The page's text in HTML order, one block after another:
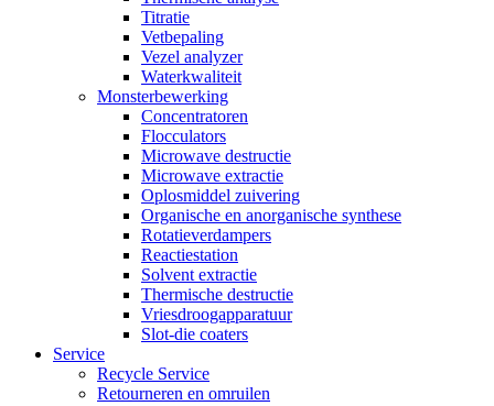
Titratie
Vetbepaling
Vezel analyzer
Waterkwaliteit
Monsterbewerking
Concentratoren
Flocculators
Microwave destructie
Microwave extractie
Oplosmiddel zuivering
Organische en anorganische synthese
Rotatieverdampers
Reactiestation
Solvent extractie
Thermische destructie
Vriesdroogapparatuur
Slot-die coaters
Service
Recycle Service
Retourneren en omruilen